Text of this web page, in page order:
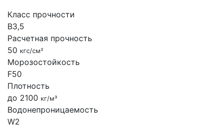
Класс прочности
B3,5
Расчетная прочность
50 кгс/см²
Морозостойкость
F50
Плотность
до 2100 кг/м³
Водонепроницаемость
W2